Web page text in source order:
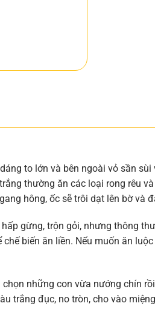
to lớn và bên ngoài vỏ sần
thường ăn các loại rong rêu
hông, ốc sẽ trôi dạt lên bờ và
gừng, trộn gỏi, nhưng thông
biến ăn liền. Nếu muốn ăn
những con vừa nướng chín
trắng đục, no tròn, cho vào